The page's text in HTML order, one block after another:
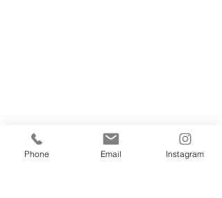
Phone Email Instagram